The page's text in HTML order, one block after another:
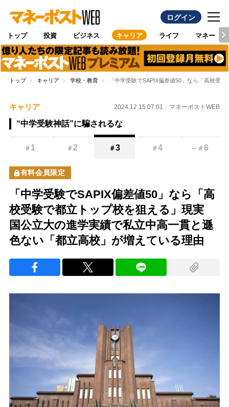
ログイン
トップ 投資 ビジネス キャリア ライフ マネー
トップ キャリア 学校・教育 「中学受験でSAPIX偏差値50」なら「高校受
キャリア 2024.12.15 07:01 マネーポストWEB
“中学受験神話”に騙されるな
＃ 1 ＃2 ＃3 ＃4 ～ ＃6
有料会員限定
「中学受験でSAPIX偏差値50」なら「高
校受験で都立トップ校を狙える」現実
国公立大の進学実績で私立中高一貫と遜
色ない「都立高校」が増えている理由